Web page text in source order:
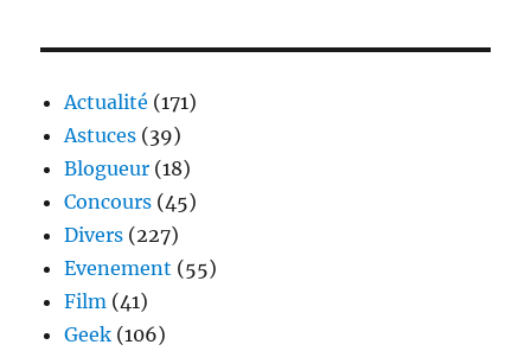
Actualité (171)
Astuces (39)
Blogueur (18)
Concours (45)
Divers (227)
Evenement (55)
Film (41)
Geek (106)